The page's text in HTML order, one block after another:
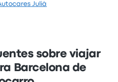
Julià
sobre viajar
Barcelona de